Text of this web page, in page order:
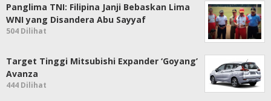
Panglima TNI: Filipina Janji Bebaskan Lima
WNI yang Disandera Abu Sayyaf
504 Dilihat
Target Tinggi Mitsubishi Expander ‘Goyang’
Avanza
444 Dilihat